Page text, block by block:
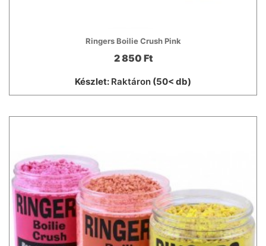
Ringers Boilie Crush Pink
2 850 Ft
Készlet: Raktáron (50< db)